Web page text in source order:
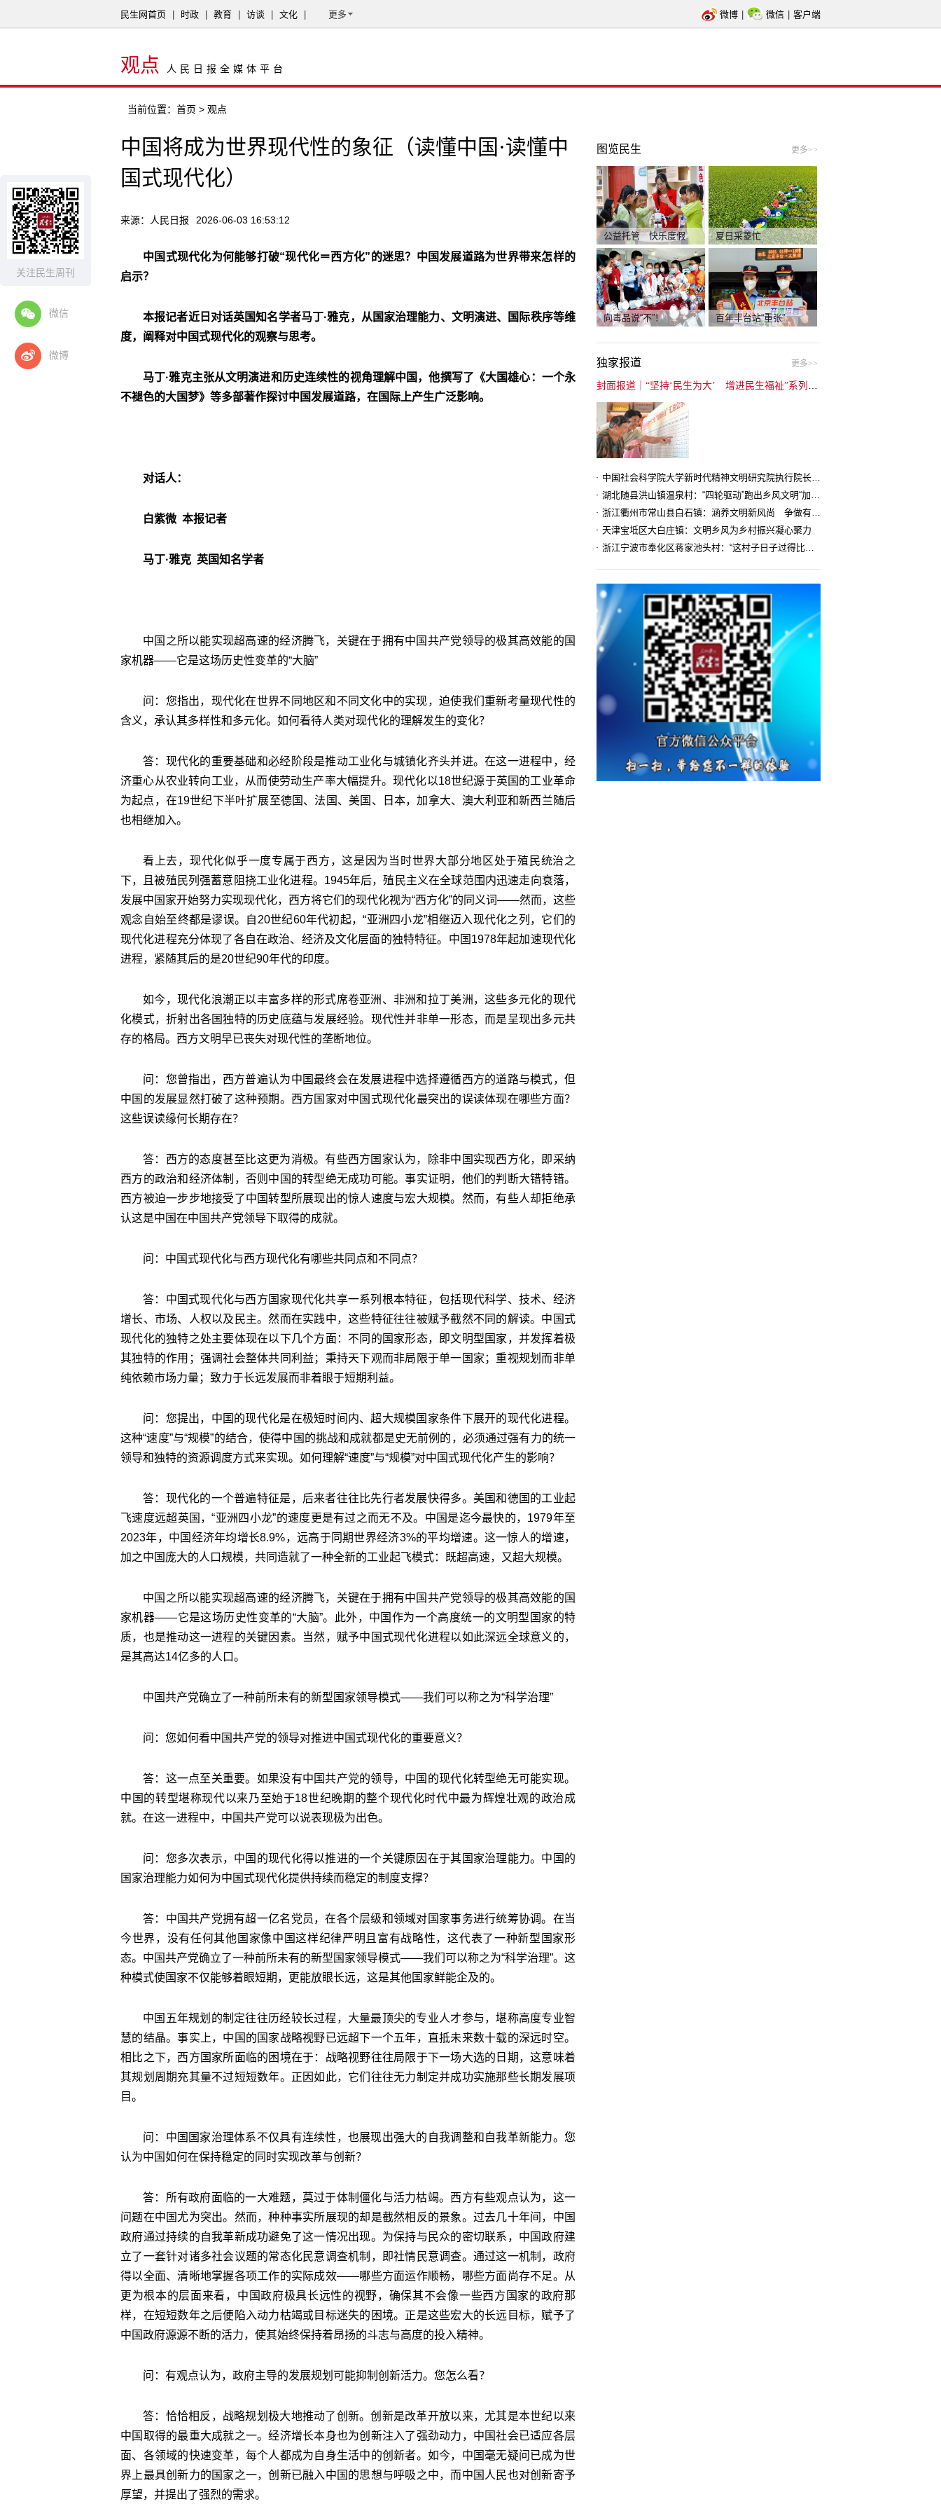
关注民生周刊
微信
微博
民生网首页 时政 教育 访谈 文化 更多 微博 微信 客户端
观点 人民日报全媒体平台
当前位置： 首页 > 观点
中国将成为世界现代性的象征（读懂中国·读懂中
国式现代化）
来源：人民日报 2026-06-03 16:53:12
中国式现代化为何能够打破“现代化＝西方化”的迷思？中国发展道路为世界带来怎样的
启示？
本报记者近日对话英国知名学者马丁·雅克，从国家治理能力、文明演进、国际秩序等维
度，阐释对中国式现代化的观察与思考。
马丁·雅克主张从文明演进和历史连续性的视角理解中国，他撰写了《大国雄心：一个永
不褪色的大国梦》等多部著作探讨中国发展道路，在国际上产生广泛影响。
对话人：
白紫微 本报记者
马丁·雅克 英国知名学者
中国之所以能实现超高速的经济腾飞，关键在于拥有中国共产党领导的极其高效能的国
家机器——它是这场历史性变革的“大脑”
问：您指出，现代化在世界不同地区和不同文化中的实现，迫使我们重新考量现代性的
含义，承认其多样性和多元化。如何看待人类对现代化的理解发生的变化？
答：现代化的重要基础和必经阶段是推动工业化与城镇化齐头并进。在这一进程中，经
济重心从农业转向工业，从而使劳动生产率大幅提升。现代化以18世纪源于英国的工业革命
为起点，在19世纪下半叶扩展至德国、法国、美国、日本，加拿大、澳大利亚和新西兰随后
也相继加入。
看上去，现代化似乎一度专属于西方，这是因为当时世界大部分地区处于殖民统治之
下，且被殖民列强蓄意阻挠工业化进程。1945年后，殖民主义在全球范围内迅速走向衰落，
发展中国家开始努力实现现代化，西方将它们的现代化视为“西方化”的同义词——然而，这些
观念自始至终都是谬误。自20世纪60年代初起，“亚洲四小龙”相继迈入现代化之列，它们的
现代化进程充分体现了各自在政治、经济及文化层面的独特特征。中国1978年起加速现代化
进程，紧随其后的是20世纪90年代的印度。
如今，现代化浪潮正以丰富多样的形式席卷亚洲、非洲和拉丁美洲，这些多元化的现代
化模式，折射出各国独特的历史底蕴与发展经验。现代性并非单一形态，而是呈现出多元共
存的格局。西方文明早已丧失对现代性的垄断地位。
问：您曾指出，西方普遍认为中国最终会在发展进程中选择遵循西方的道路与模式，但
中国的发展显然打破了这种预期。西方国家对中国式现代化最突出的误读体现在哪些方面？
这些误读缘何长期存在？
答：西方的态度甚至比这更为消极。有些西方国家认为，除非中国实现西方化，即采纳
西方的政治和经济体制，否则中国的转型绝无成功可能。事实证明，他们的判断大错特错。
西方被迫一步步地接受了中国转型所展现出的惊人速度与宏大规模。然而，有些人却拒绝承
认这是中国在中国共产党领导下取得的成就。
问：中国式现代化与西方现代化有哪些共同点和不同点？
答：中国式现代化与西方国家现代化共享一系列根本特征，包括现代科学、技术、经济
增长、市场、人权以及民主。然而在实践中，这些特征往往被赋予截然不同的解读。中国式
现代化的独特之处主要体现在以下几个方面：不同的国家形态，即文明型国家，并发挥着极
其独特的作用；强调社会整体共同利益；秉持天下观而非局限于单一国家；重视规划而非单
纯依赖市场力量；致力于长远发展而非着眼于短期利益。
问：您提出，中国的现代化是在极短时间内、超大规模国家条件下展开的现代化进程。
这种“速度”与“规模”的结合，使得中国的挑战和成就都是史无前例的，必须通过强有力的统一
领导和独特的资源调度方式来实现。如何理解“速度”与“规模”对中国式现代化产生的影响？
答：现代化的一个普遍特征是，后来者往往比先行者发展快得多。美国和德国的工业起
飞速度远超英国，“亚洲四小龙”的速度更是有过之而无不及。中国是迄今最快的，1979年至
2023年，中国经济年均增长8.9%，远高于同期世界经济3%的平均增速。这一惊人的增速，
加之中国庞大的人口规模，共同造就了一种全新的工业起飞模式：既超高速，又超大规模。
中国之所以能实现超高速的经济腾飞，关键在于拥有中国共产党领导的极其高效能的国
家机器——它是这场历史性变革的“大脑”。此外，中国作为一个高度统一的文明型国家的特
质，也是推动这一进程的关键因素。当然，赋予中国式现代化进程以如此深远全球意义的，
是其高达14亿多的人口。
中国共产党确立了一种前所未有的新型国家领导模式——我们可以称之为“科学治理”
问：您如何看中国共产党的领导对推进中国式现代化的重要意义？
答：这一点至关重要。如果没有中国共产党的领导，中国的现代化转型绝无可能实现。
中国的转型堪称现代以来乃至始于18世纪晚期的整个现代化时代中最为辉煌壮观的政治成
就。在这一进程中，中国共产党可以说表现极为出色。
问：您多次表示，中国的现代化得以推进的一个关键原因在于其国家治理能力。中国的
国家治理能力如何为中国式现代化提供持续而稳定的制度支撑？
答：中国共产党拥有超一亿名党员，在各个层级和领域对国家事务进行统筹协调。在当
今世界，没有任何其他国家像中国这样纪律严明且富有战略性，这代表了一种新型国家形
态。中国共产党确立了一种前所未有的新型国家领导模式——我们可以称之为“科学治理”。这
种模式使国家不仅能够着眼短期，更能放眼长远，这是其他国家鲜能企及的。
中国五年规划的制定往往历经较长过程，大量最顶尖的专业人才参与，堪称高度专业智
慧的结晶。事实上，中国的国家战略视野已远超下一个五年，直抵未来数十载的深远时空。
相比之下，西方国家所面临的困境在于：战略视野往往局限于下一场大选的日期，这意味着
其规划周期充其量不过短短数年。正因如此，它们往往无力制定并成功实施那些长期发展项
目。
问：中国国家治理体系不仅具有连续性，也展现出强大的自我调整和自我革新能力。您
认为中国如何在保持稳定的同时实现改革与创新？
答：所有政府面临的一大难题，莫过于体制僵化与活力枯竭。西方有些观点认为，这一
问题在中国尤为突出。然而，种种事实所展现的却是截然相反的景象。过去几十年间，中国
政府通过持续的自我革新成功避免了这一情况出现。为保持与民众的密切联系，中国政府建
立了一套针对诸多社会议题的常态化民意调查机制，即社情民意调查。通过这一机制，政府
得以全面、清晰地掌握各项工作的实际成效——哪些方面运作顺畅，哪些方面尚存不足。从
更为根本的层面来看，中国政府极具长远性的视野，确保其不会像一些西方国家的政府那
样，在短短数年之后便陷入动力枯竭或目标迷失的困境。正是这些宏大的长远目标，赋予了
中国政府源源不断的活力，使其始终保持着昂扬的斗志与高度的投入精神。
问：有观点认为，政府主导的发展规划可能抑制创新活力。您怎么看？
答：恰恰相反，战略规划极大地推动了创新。创新是改革开放以来，尤其是本世纪以来
中国取得的最重大成就之一。经济增长本身也为创新注入了强劲动力，中国社会已适应各层
面、各领域的快速变革，每个人都成为自身生活中的创新者。如今，中国毫无疑问已成为世
界上最具创新力的国家之一，创新已融入中国的思想与呼吸之中，而中国人民也对创新寄予
厚望，并提出了强烈的需求。
图览民生 更多>>
公益托管 快乐度假 夏日采菱忙
向毒品说“不”！ 百年丰台站“重张”
独家报道 更多>>
中国社会科学院大学新时代精神文明研究院执行院长王维国：文明村镇创建为乡村注入持久发展动力
湖北随县洪山镇温泉村：“四轮驱动”跑出乡风文明“加速度”
浙江衢州市常山县白石镇：涵养文明新风尚 争做有礼白石人
天津宝坻区大白庄镇：文明乡风为乡村振兴凝心聚力
浙江宁波市奉化区蒋家池头村：“这村子日子过得比城里还舒心”